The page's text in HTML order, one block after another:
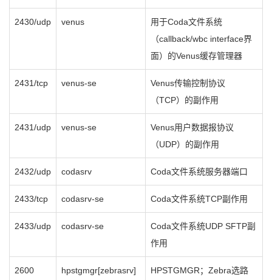
2430/udp venus
用于Coda文件系统
（callback/wbc interface界
面）的Venus缓存管理器
2431/tcp venus-se
Venus传输控制协议
（TCP）的副作用
2431/udp venus-se
Venus用户数据报协议
（UDP）的副作用
2432/udp codasrv Coda文件系统服务器端口
2433/tcp codasrv-se Coda文件系统TCP副作用
2433/udp codasrv-se
Coda文件系统UDP SFTP副
作用
2600 hpstgmgr[zebrasrv] HPSTGMGR；Zebra选路